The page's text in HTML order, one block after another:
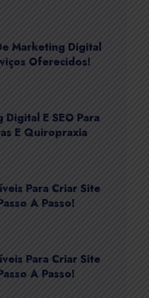
Marketing Digital
Oferecidos!
E SEO Para
E Quiropraxia
Para Criar Site
A Passo!
Para Criar Site
A Passo!